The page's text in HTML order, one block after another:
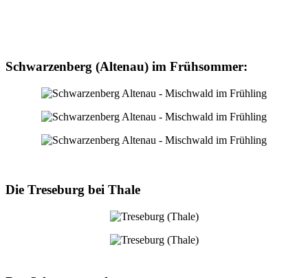
Schwarzenberg (Altenau) im Frühsommer:
Die Treseburg bei Thale